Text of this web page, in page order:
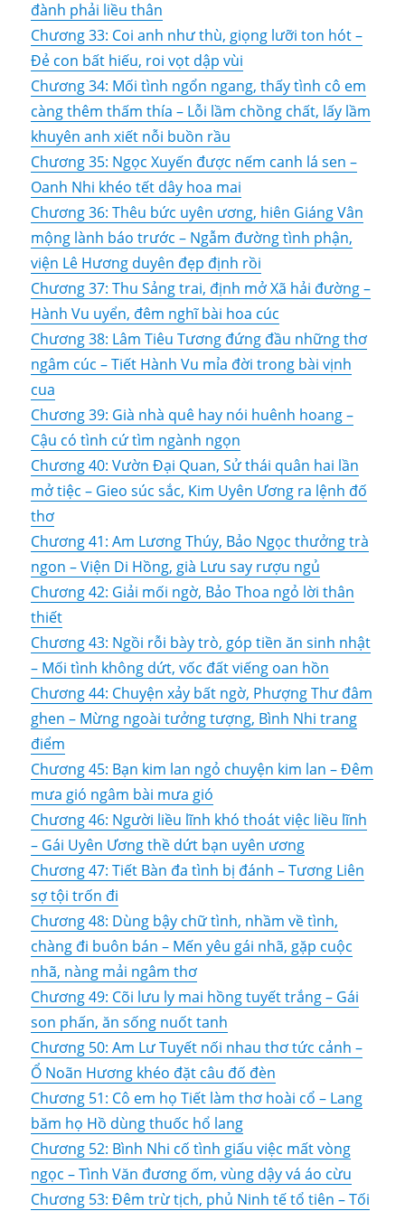
đành phải liều thân
Chương 33: Coi anh như thù, giọng lưỡi ton hót –
Đẻ con bất hiếu, roi vọt dập vùi
Chương 34: Mối tình ngổn ngang, thấy tình cô em
càng thêm thấm thía – Lỗi lầm chồng chất, lấy lầm
khuyên anh xiết nỗi buồn rầu
Chương 35: Ngọc Xuyến được nếm canh lá sen –
Oanh Nhi khéo tết dây hoa mai
Chương 36: Thêu bức uyên ương, hiên Giáng Vân
mộng lành báo trước – Ngẫm đường tình phận,
viện Lê Hương duyên đẹp định rồi
Chương 37: Thu Sảng trai, định mở Xã hải đường –
Hành Vu uyển, đêm nghĩ bài hoa cúc
Chương 38: Lâm Tiêu Tương đứng đầu những thơ
ngâm cúc – Tiết Hành Vu mỉa đời trong bài vịnh
cua
Chương 39: Già nhà quê hay nói huênh hoang –
Cậu có tình cứ tìm ngành ngọn
Chương 40: Vườn Đại Quan, Sử thái quân hai lần
mở tiệc – Gieo súc sắc, Kim Uyên Ương ra lệnh đố
thơ
Chương 41: Am Lương Thúy, Bảo Ngọc thưởng trà
ngon – Viện Di Hồng, già Lưu say rượu ngủ
Chương 42: Giải mối ngờ, Bảo Thoa ngỏ lời thân
thiết
Chương 43: Ngồi rỗi bày trò, góp tiền ăn sinh nhật
– Mối tình không dứt, vốc đất viếng oan hồn
Chương 44: Chuyện xảy bất ngờ, Phượng Thư đâm
ghen – Mừng ngoài tưởng tượng, Bình Nhi trang
điểm
Chương 45: Bạn kim lan ngỏ chuyện kim lan – Đêm
mưa gió ngâm bài mưa gió
Chương 46: Người liều lĩnh khó thoát việc liều lĩnh
– Gái Uyên Ương thề dứt bạn uyên ương
Chương 47: Tiết Bàn đa tình bị đánh – Tương Liên
sợ tội trốn đi
Chương 48: Dùng bậy chữ tình, nhầm về tình,
chàng đi buôn bán – Mến yêu gái nhã, gặp cuộc
nhã, nàng mải ngâm thơ
Chương 49: Cõi lưu ly mai hồng tuyết trắng – Gái
son phấn, ăn sống nuốt tanh
Chương 50: Am Lư Tuyết nối nhau thơ tức cảnh –
Ổ Noãn Hương khéo đặt câu đố đèn
Chương 51: Cô em họ Tiết làm thơ hoài cổ – Lang
băm họ Hồ dùng thuốc hổ lang
Chương 52: Bình Nhi cố tình giấu việc mất vòng
ngọc – Tình Văn đương ốm, vùng dậy vá áo cừu
Chương 53: Đêm trừ tịch, phủ Ninh tế tổ tiên – Tối